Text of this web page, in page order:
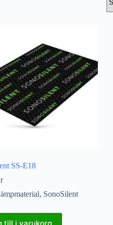
SS-E18
, SonoSilent
till i varukorg